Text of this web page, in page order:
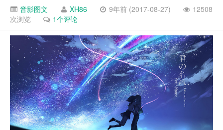
音影图文 XH86 9年前 (2017-08-27)
12508
次浏览
1个评论